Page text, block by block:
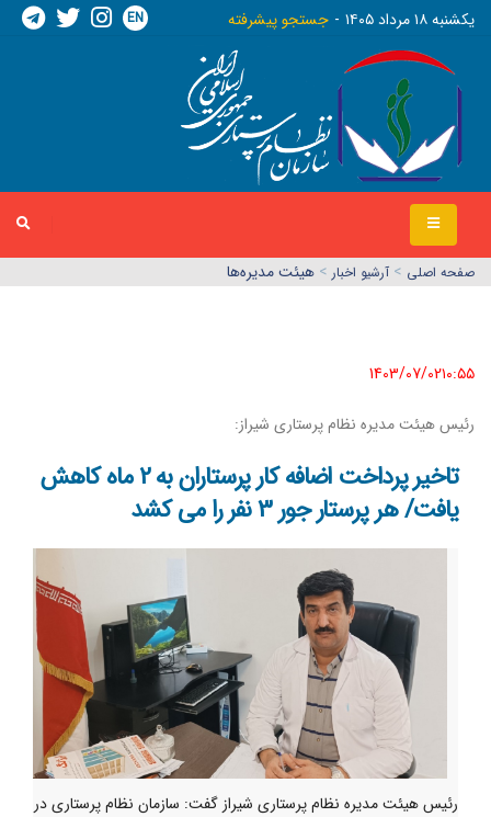
يکشنبه ١٨ مرداد ١٤٠٥ جستجو پیشرفته EN
صفحه اصلي > آرشیو اخبار > هیئت مدیره‌ها
1403/07/02١٠:٥٥
رئیس هیئت مدیره نظام پرستاری شیراز:
تاخیر پرداخت اضافه کار پرستاران به 2 ماه کاهش
یافت/ هر پرستار جور 3 نفر را می کشد
رئیس هیئت مدیره نظام پرستاری شیراز گفت: سازمان نظام پرستاری در